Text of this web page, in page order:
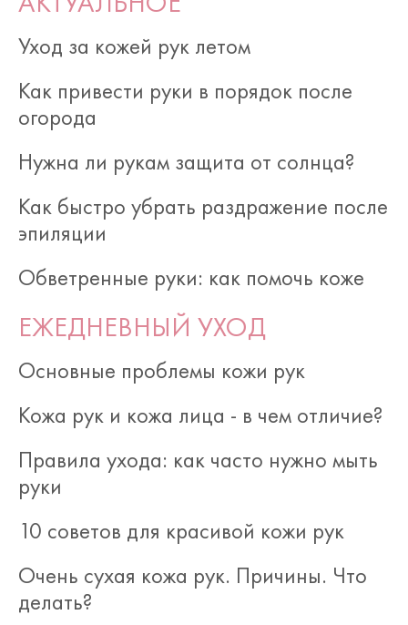
Уход за кожей рук летом
Как привести руки в порядок после
огорода
Нужна ли рукам защита от солнца?
Как быстро убрать раздражение после
эпиляции
Обветренные руки: как помочь коже
ЕЖЕДНЕВНЫЙ УХОД
Основные проблемы кожи рук
Кожа рук и кожа лица - в чем отличие?
Правила ухода: как часто нужно мыть
руки
10 советов для красивой кожи рук
Очень сухая кожа рук. Причины. Что
делать?